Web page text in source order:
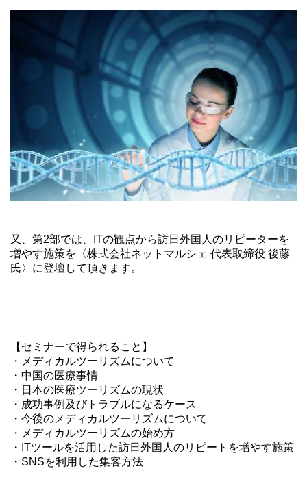
又、第2部では、ITの観点から訪日外国人のリピーターを
増やす施策を〈株式会社ネットマルシェ 代表取締役 後藤
氏〉に登壇して頂きます。
【セミナーで得られること】
・メディカルツーリズムについて
・中国の医療事情
・日本の医療ツーリズムの現状
・成功事例及びトラブルになるケース
・今後のメディカルツーリズムについて
・メディカルツーリズムの始め方
・ITツールを活用した訪日外国人のリピートを増やす施策
・SNSを利用した集客方法